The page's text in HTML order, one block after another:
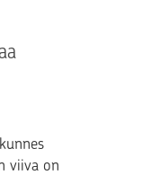
viiva on